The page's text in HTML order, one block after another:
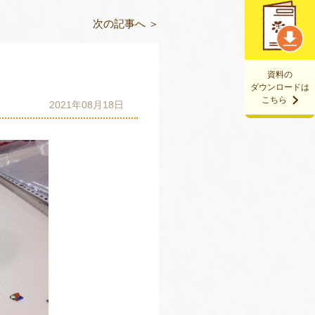
資料の
ダウンロードは
こちら
次の記事へ ＞
2021年08月18日